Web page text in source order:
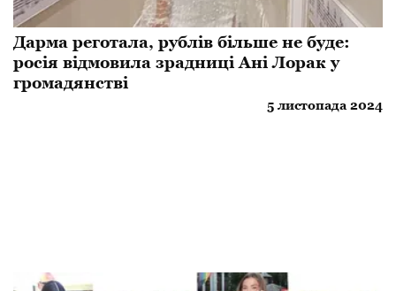
Дарма реготала, рублів більше не буде:
росія відмовила зрадниці Ані Лорак у
громадянстві
5 листопада 2024